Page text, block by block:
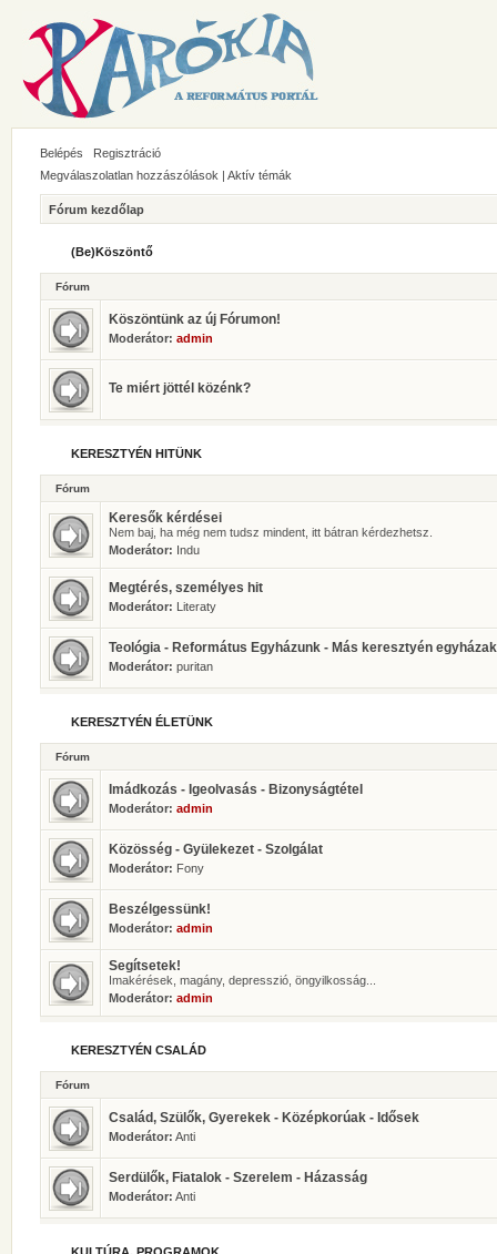
Belépés
Regisztráció
Megválaszolatlan hozzászólások | Aktív témák
Fórum kezdőlap
(Be)Köszöntő
Fórum
Köszöntünk az új Fórumon!
Moderátor: admin
Te miért jöttél közénk?
KERESZTYÉN HITÜNK
Fórum
Keresők kérdései
Nem baj, ha még nem tudsz mindent, itt bátran kérdezhetsz.
Moderátor: Indu
Megtérés, személyes hit
Moderátor: Literaty
Teológia - Református Egyházunk - Más keresztyén egyházak
Moderátor: puritan
KERESZTYÉN ÉLETÜNK
Fórum
Imádkozás - Igeolvasás - Bizonyságtétel
Moderátor: admin
Közösség - Gyülekezet - Szolgálat
Moderátor: Fony
Beszélgessünk!
Moderátor: admin
Segítsetek!
Imakérések, magány, depresszió, öngyilkosság...
Moderátor: admin
KERESZTYÉN CSALÁD
Fórum
Család, Szülők, Gyerekek - Középkorúak - Idősek
Moderátor: Anti
Serdülők, Fiatalok - Szerelem - Házasság
Moderátor: Anti